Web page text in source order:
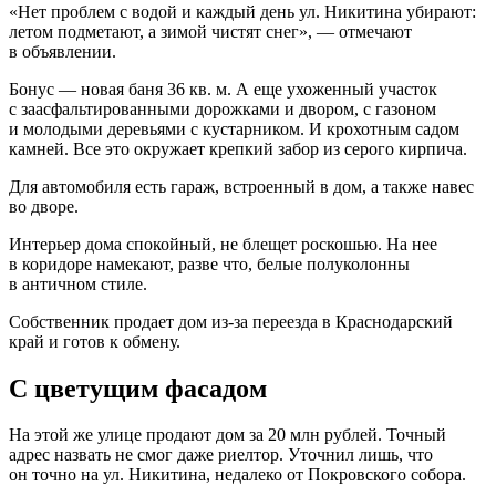
«Нет проблем с водой и каждый день ул. Никитина убирают:
летом подметают, а зимой чистят снег», — отмечают
в объявлении.
Бонус — новая баня 36 кв. м. А еще ухоженный участок
с заасфальтированными дорожками и двором, с газоном
и молодыми деревьями с кустарником. И крохотным садом
камней. Все это окружает крепкий забор из серого кирпича.
Для автомобиля есть гараж, встроенный в дом, а также навес
во дворе.
Интерьер дома спокойный, не блещет роскошью. На нее
в коридоре намекают, разве что, белые полуколонны
в античном стиле.
Собственник продает дом из-за переезда в Краснодарский
край и готов к обмену.
С цветущим фасадом
На этой же улице продают дом за 20 млн рублей. Точный
адрес назвать не смог даже риелтор. Уточнил лишь, что
он точно на ул. Никитина, недалеко от Покровского собора.